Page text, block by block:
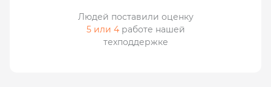
Людей поставили оценку
5 или 4работе нашей
техподдержке